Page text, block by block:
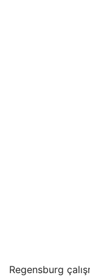
Regensburg